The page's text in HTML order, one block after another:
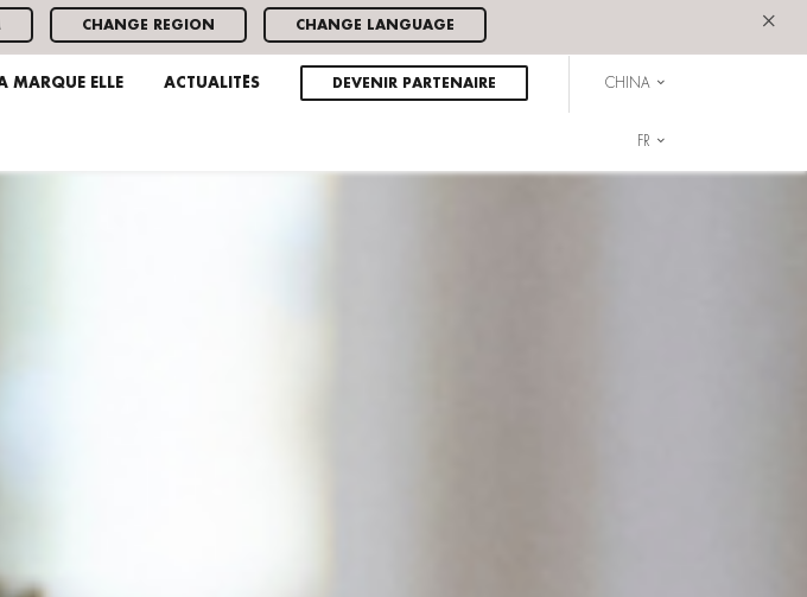
CHANGE REGION CHANGE LANGUAGE ×
MARQUE ELLE ACTUALITÉS DEVENIR PARTENAIRE CHINA
FR